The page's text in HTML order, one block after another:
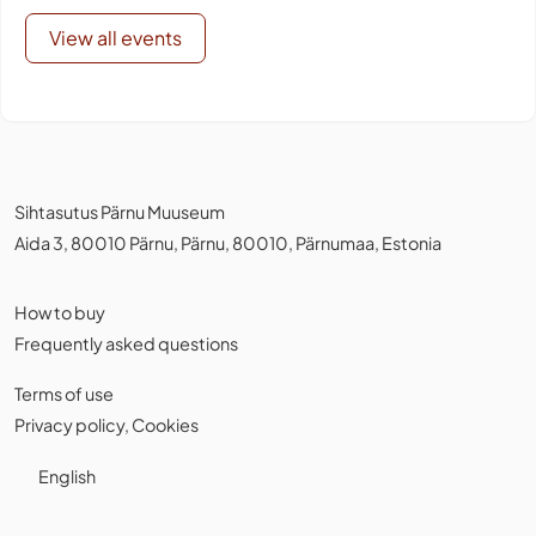
View all events
Sihtasutus Pärnu Muuseum
Aida 3, 80010 Pärnu, Pärnu, 80010, Pärnumaa, Estonia
How to buy
Frequently asked questions
Terms of use
Privacy policy, Cookies
English